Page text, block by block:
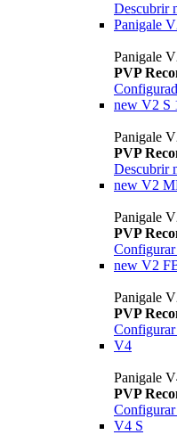
Descubrir
Panigale
Panigale
PVP
new V2 S
Panigale
PVP
Descubrir
new V2
Panigale
PVP
Configurar
new V2
Panigale
PVP
Configurar
V4
Panigale
PVP
Configurar
V4 S